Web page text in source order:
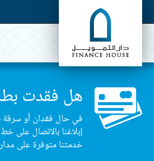
هل فقدت
في حال فقدان أو سرقة
إبلاغنا بالاتصال على خط
خدمتنا متوفرة على مدار